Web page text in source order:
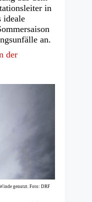
in
ideale
an.
der
genutzt. Foto: DRF